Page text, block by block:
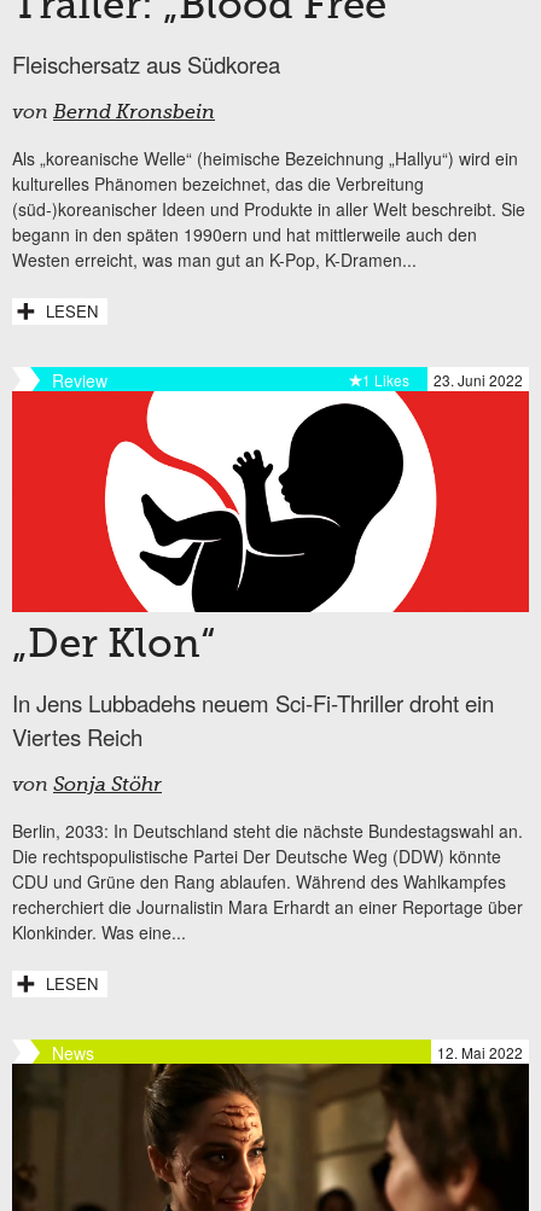
Fleischersatz aus Südkorea
von Bernd Kronsbein
Als „koreanische Welle“ (heimische Bezeichnung „Hallyu“) wird ein
kulturelles Phänomen bezeichnet, das die Verbreitung
(süd-)koreanischer Ideen und Produkte in aller Welt beschreibt. Sie
begann in den späten 1990ern und hat mittlerweile auch den
Westen erreicht, was man gut an K-Pop, K-Dramen...
LESEN
Review 23. Juni 2022
1 Likes
„Der Klon“
In Jens Lubbadehs neuem Sci-Fi-Thriller droht ein
Viertes Reich
von Sonja Stöhr
Berlin, 2033: In Deutschland steht die nächste Bundestagswahl an.
Die rechtspopulistische Partei Der Deutsche Weg (DDW) könnte
CDU und Grüne den Rang ablaufen. Während des Wahlkampfes
recherchiert die Journalistin Mara Erhardt an einer Reportage über
Klonkinder. Was eine...
LESEN
News 12. Mai 2022